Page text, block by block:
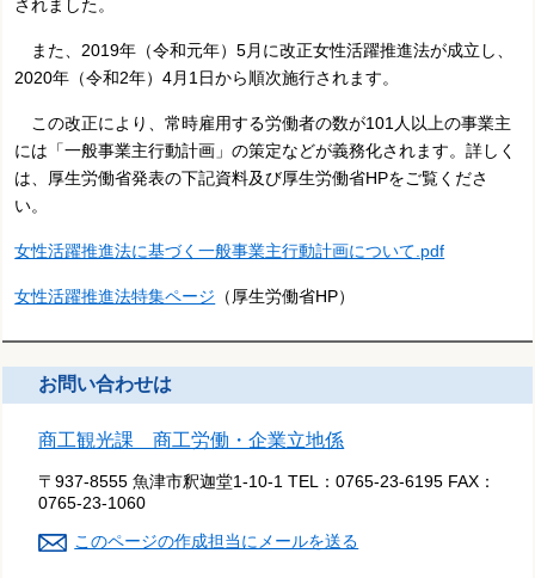
されました。
また、2019年（令和元年）5月に改正女性活躍推進法が成立し、
2020年（令和2年）4月1日から順次施行されます。
この改正により、常時雇用する労働者の数が101人以上の事業主
には「一般事業主行動計画」の策定などが義務化されます。詳しく
は、厚生労働省発表の下記資料及び厚生労働省HPをご覧くださ
い。
女性活躍推進法に基づく一般事業主行動計画について.pdf
女性活躍推進法特集ページ （厚生労働省HP）
お問い合わせは
商工観光課 商工労働・企業立地係
〒937-8555 魚津市釈迦堂1-10-1 TEL：0765-23-6195 FAX：
0765-23-1060
このページの作成担当にメールを送る